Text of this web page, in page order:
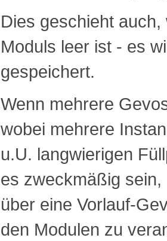
Dies geschieht
Moduls leer ist - es
gespeichert.
Wenn mehrere
wobei mehrere
u.U. langwierigen
es zweckmäßig
über eine Vorlauf-
den Modulen zu